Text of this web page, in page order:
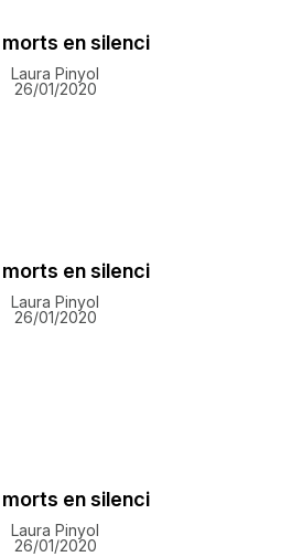
en silenci
Laura Pinyol
26/01/2020
en silenci
Laura Pinyol
26/01/2020
en silenci
Laura Pinyol
26/01/2020